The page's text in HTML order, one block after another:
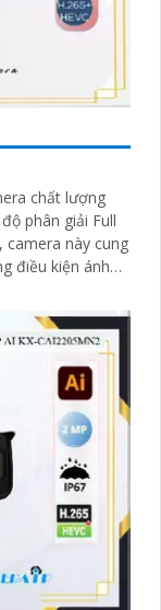
chất lượng
camera này cung
điều kiện ánh